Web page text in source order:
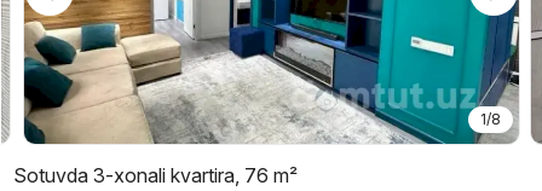
1/8
Sotuvda 3-xonali kvartira, 76 m²